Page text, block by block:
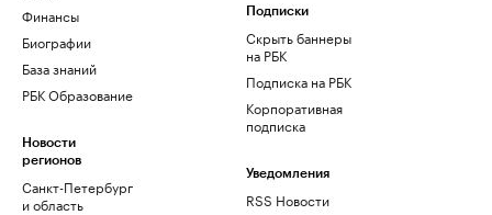
Финансы
Биографии
База знаний
РБК Образование
Новости
регионов
Санкт-Петербург
и область
Подписки
Скрыть баннеры
на РБК
Подписка на РБК
Корпоративная
подписка
Уведомления
RSS Новости